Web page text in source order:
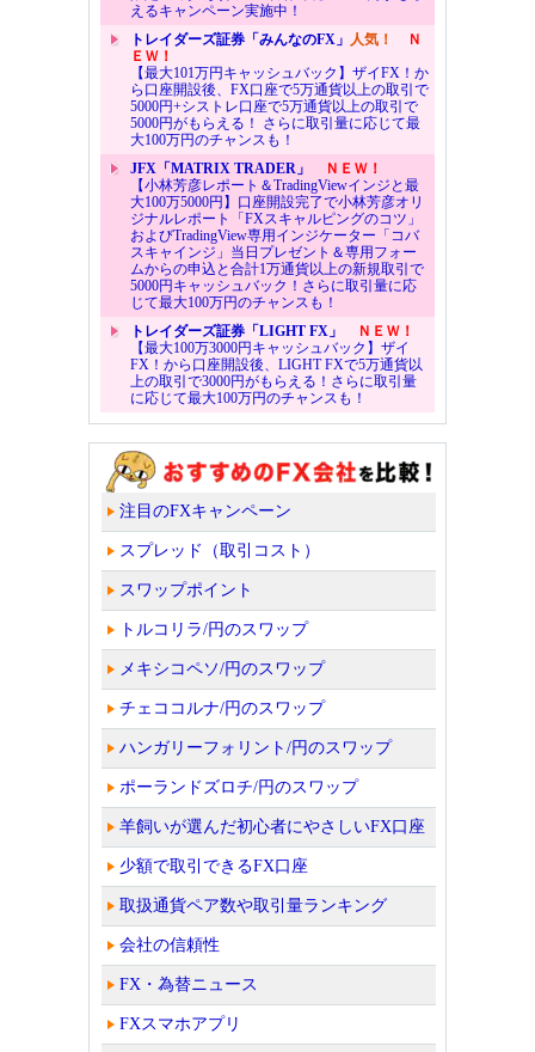
えるキャンペーン実施中！
トレイダーズ証券「みんなのFX」 人気！
Ｎ
ＥＷ！
【最大101万円キャッシュバック】ザイFX！か
ら口座開設後、FX口座で5万通貨以上の取引で
5000円+シストレ口座で5万通貨以上の取引で
5000円がもらえる！ さらに取引量に応じて最
大100万円のチャンスも！
JFX「MATRIX TRADER」
ＮＥＷ！
【小林芳彦レポート＆TradingViewインジと最
大100万5000円】口座開設完了で小林芳彦オリ
ジナルレポート「FXスキャルピングのコツ」
およびTradingView専用インジケーター「コバ
スキャインジ」当日プレゼント＆専用フォー
ムからの申込と合計1万通貨以上の新規取引で
5000円キャッシュバック！さらに取引量に応
じて最大100万円のチャンスも！
トレイダーズ証券「LIGHT FX」
ＮＥＷ！
【最大100万3000円キャッシュバック】ザイ
FX！から口座開設後、LIGHT FXで5万通貨以
上の取引で3000円がもらえる！さらに取引量
に応じて最大100万円のチャンスも！
注目のFXキャンペーン
スプレッド（取引コスト）
スワップポイント
トルコリラ/円のスワップ
メキシコペソ/円のスワップ
チェココルナ/円のスワップ
ハンガリーフォリント/円のスワップ
ポーランドズロチ/円のスワップ
羊飼いが選んだ初心者にやさしいFX口座
少額で取引できるFX口座
取扱通貨ペア数や取引量ランキング
会社の信頼性
FX・為替ニュース
FXスマホアプリ